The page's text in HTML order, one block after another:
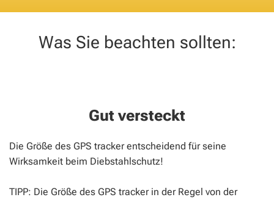
Was Sie beachten sollten:
Gut versteckt
Die Größe des GPS tracker entscheidend für seine
Wirksamkeit beim Diebstahlschutz!
TIPP: Die Größe des GPS tracker in der Regel von der